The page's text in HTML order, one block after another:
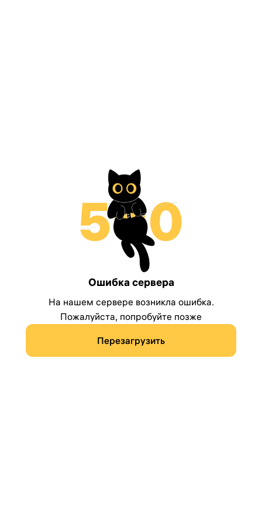
Ошибка сервера
На нашем сервере возникла ошибка.
Пожалуйста, попробуйте позже
Перезагрузить